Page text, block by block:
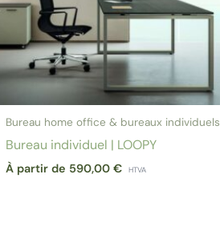
Bureau home office & bureaux individuels
Bureau individuel | LOOPY
À partir de 590,00€ HTVA